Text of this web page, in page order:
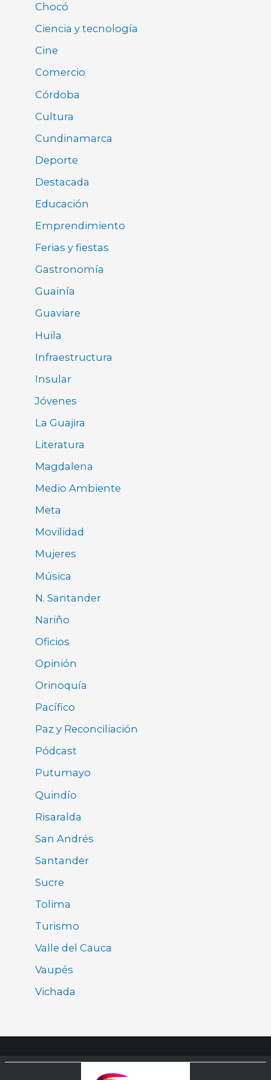
Chocó
Ciencia y tecnología
Cine
Comercio
Córdoba
Cultura
Cundinamarca
Deporte
Destacada
Educación
Emprendimiento
Ferias y fiestas
Gastronomía
Guainía
Guaviare
Huila
Infraestructura
Insular
Jóvenes
La Guajira
Literatura
Magdalena
Medio Ambiente
Meta
Movilidad
Mujeres
Música
N. Santander
Nariño
Oficios
Opinión
Orinoquía
Pacífico
Paz y Reconciliación
Pódcast
Putumayo
Quindío
Risaralda
San Andrés
Santander
Sucre
Tolima
Turismo
Valle del Cauca
Vaupés
Vichada